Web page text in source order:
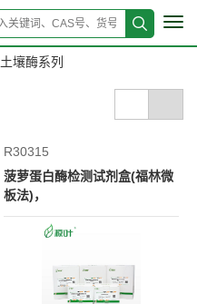
土壤酶系列
R30315
菠萝蛋白酶检测试剂盒(福林微
板法)，